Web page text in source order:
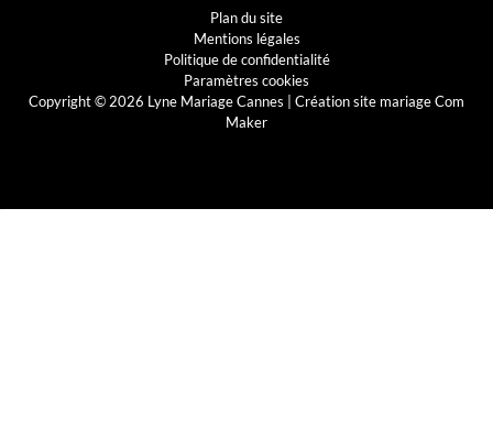
Plan du site
Mentions légales
Politique de confidentialité
Paramètres cookies
Copyright © 2026 Lyne Mariage Cannes | Création site mariage Com
Maker